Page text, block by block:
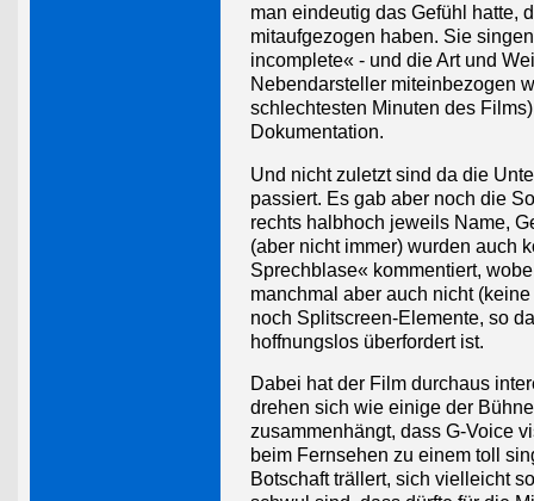
man eindeutig das Gefühl hatte,
mitaufgezogen haben. Sie
incomplete« - und die Art und
Nebendarsteller miteinbezogen
schlechtesten Minuten des
Dokumentation.
Und nicht zuletzt sind da die
passiert. Es gab aber noch die
rechts halbhoch jeweils Name,
(aber nicht immer) wurden auch
Sprechblase« kommentiert,
manchmal aber auch nicht
noch Splitscreen-Elemente, so
hoffnungslos überfordert ist.
Dabei hat der Film durchaus
drehen sich wie einige der
zusammenhängt, dass G-Voice
beim Fernsehen zu einem toll
Botschaft trällert, sich vielleicht